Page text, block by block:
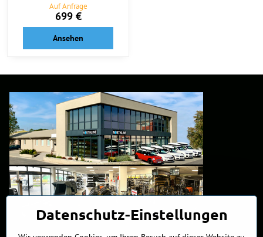
Auf Anfrage
699 €
Ansehen
Datenschutz-Einstellungen